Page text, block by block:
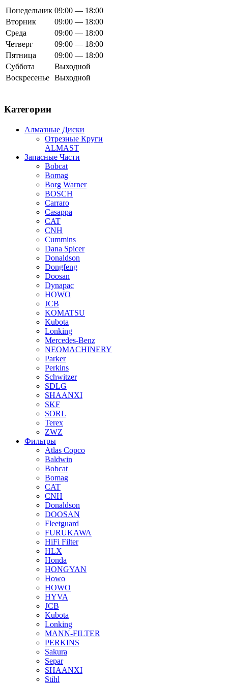
Понедельник 09:00 — 18:00
Вторник
09:00 — 18:00
Среда
09:00 — 18:00
Четверг
09:00 — 18:00
Пятница
09:00 — 18:00
Суббота
Выходной
Воскресенье Выходной
Категории
Алмазные Диски
Отрезные Круги
ALMAST
Запасные Части
Bobcat
Bomag
Borg Warner
BOSCH
Carraro
Casappa
CAT
CNH
Cummins
Dana Spicer
Donaldson
Dongfeng
Doosan
Dynapac
HOWO
JCB
KOMATSU
Kubota
Lonking
Mercedes-Benz
NEOMACHINERY
Parker
Perkins
Schwitzer
SDLG
SHAANXI
SKF
SORL
Terex
ZWZ
Фильтры
Atlas Copco
Baldwin
Bobcat
Bomag
CAT
CNH
Donaldson
DOOSAN
Fleetguard
FURUKAWA
HiFi Filter
HLX
Honda
HONGYAN
Howo
HOWO
HYVA
JCB
Kubota
Lonking
MANN-FILTER
PERKINS
Sakura
Separ
SHAANXI
Stihl